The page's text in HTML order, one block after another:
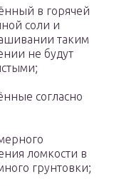
в горячей
соли и
таким
не будут
согласно
ломкости в
грунтовки;